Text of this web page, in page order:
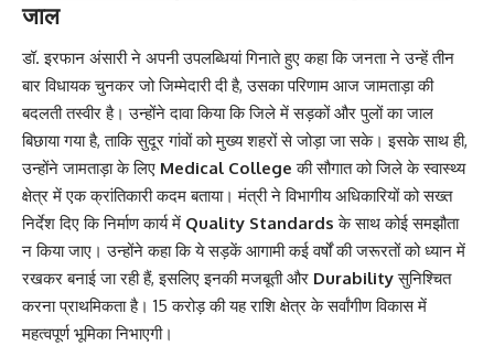
जाल
डॉ. इरफान अंसारी ने अपनी उपलब्धियां गिनाते हुए कहा कि जनता ने उन्हें तीन
बार विधायक चुनकर जो जिम्मेदारी दी है, उसका परिणाम आज जामताड़ा की
बदलती तस्वीर है। उन्होंने दावा किया कि जिले में सड़कों और पुलों का जाल
बिछाया गया है, ताकि सुदूर गांवों को मुख्य शहरों से जोड़ा जा सके। इसके साथ ही,
उन्होंने जामताड़ा के लिए Medical College की सौगात को जिले के स्वास्थ्य
क्षेत्र में एक क्रांतिकारी कदम बताया। मंत्री ने विभागीय अधिकारियों को सख्त
निर्देश दिए कि निर्माण कार्य में Quality Standards के साथ कोई समझौता
न किया जाए। उन्होंने कहा कि ये सड़कें आगामी कई वर्षों की जरूरतों को ध्यान में
रखकर बनाई जा रही हैं, इसलिए इनकी मजबूती और Durabilityसुनिश्चित
करना प्राथमिकता है। 15 करोड़ की यह राशि क्षेत्र के सर्वांगीण विकास में
महत्वपूर्ण भूमिका निभाएगी।